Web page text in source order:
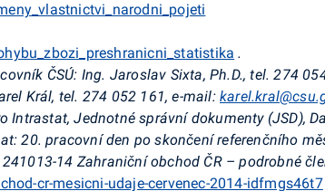
.
ČSÚ: Ing. Jaroslav Sixta, Ph.D., tel. 274
Král, tel. 274 052 161, e-mail:
Intrastat, Jednotné správní dokumenty (JSD),
20. pracovní den po skončení referenčního
14 Zahraniční obchod ČR – podrobné
cr-mesicni-udaje-cervenec-2014-idfmgs46t7